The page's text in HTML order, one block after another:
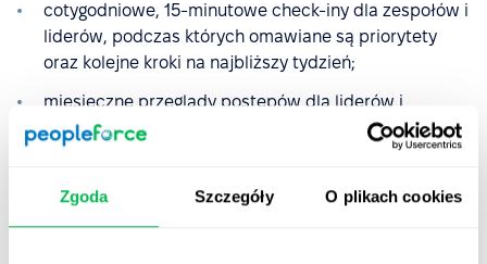
Zgoda Szczegóły O plikach cookies
cotygodniowe, 15-minutowe check-iny dla zespołów i
liderów, podczas których omawiane są priorytety
oraz kolejne kroki na najbliższy tydzień;
miesięczne przeglądy postępów dla liderów i
managerów – służące głębszej analizie działań oraz
kwartalne retrospekcje z udziałem całego zespołu